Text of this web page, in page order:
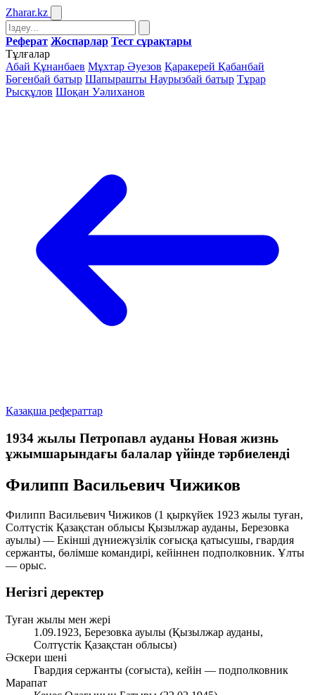
Zharar.kz
Реферат Жоспарлар Тест сұрақтары
Тұлғалар
Абай Құнанбаев Мұхтар Әуезов Қаракерей Қабанбай
Бөгенбай батыр Шапырашты Наурызбай батыр Тұрар
Рысқұлов Шоқан Уәлиханов
Қазақша рефераттар
1934 жылы Петропавл ауданы Новая жизнь
ұжымшарындағы балалар үйінде тәрбиеленді
Филипп Васильевич Чижиков
Филипп Васильевич Чижиков (1 қыркүйек 1923 жылы туған,
Солтүстік Қазақстан облысы Қызылжар ауданы, Березовка
ауылы) — Екінші дүниежүзілік соғысқа қатысушы, гвардия
сержанты, бөлімше командирі, кейіннен подполковник. Ұлты
— орыс.
Негізгі деректер
Туған жылы мен жері
1.09.1923, Березовка ауылы (Қызылжар ауданы,
Солтүстік Қазақстан облысы)
Әскери шені
Гвардия сержанты (соғыста), кейін — подполковник
Марапат